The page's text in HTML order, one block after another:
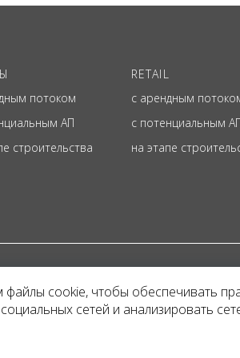
потоком
АП
строительства
RETAIL
с арендным
с потенциальным
на этапе
Представленная на
и не является
cookie, чтобы обеспечивать
сетей и анализировать